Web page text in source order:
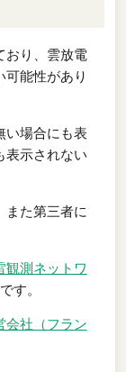
おり、雲放電
可能性があり
い場合にも表
表示されない
また第三者に
観測ネットワ
す。
会社（フラン